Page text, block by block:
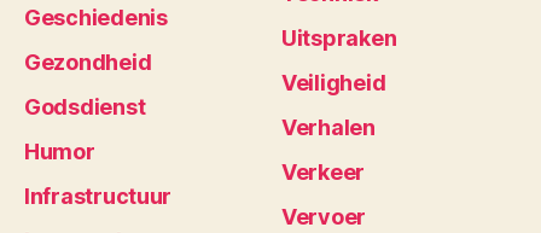
Geschiedenis
Gezondheid
Godsdienst
Humor
Infrastructuur
Uitspraken
Veiligheid
Verhalen
Verkeer
Vervoer